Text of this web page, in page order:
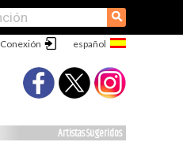
⚲
Conexión
Artistas Sugeridos